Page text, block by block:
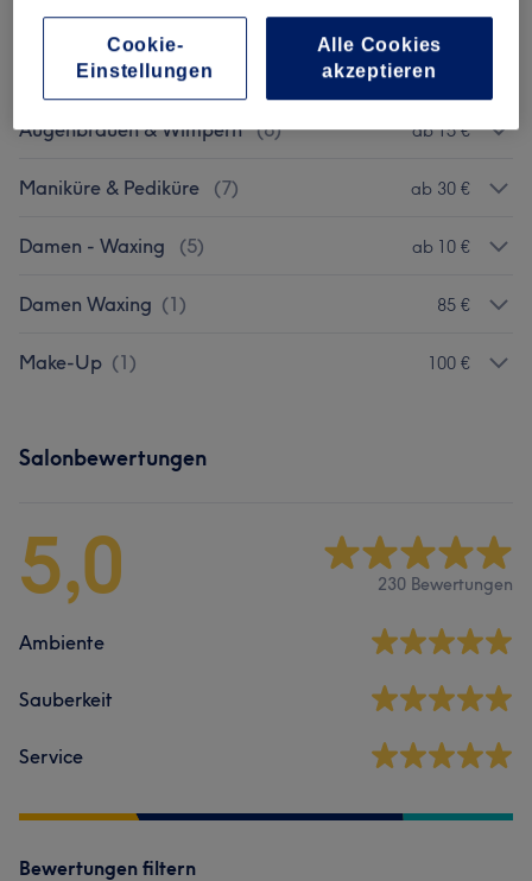
Phytosoma Face Rituals (6 ab 130 €
Hautsprechstunde (2) 100 €
Augenbrauen & Wimpern (6) ab 15 €
Maniküre & Pediküre (7) ab 30 €
Damen - Waxing (5) ab 10 €
Damen Waxing (1) 85 €
Make-Up (1) 100 €
Salonbewertungen
5,0 230 Bewertungen
Ambiente
Sauberkeit
Service
Bewertungen filtern
Cookie-
Einstellungen
Alle Cookies
akzeptieren